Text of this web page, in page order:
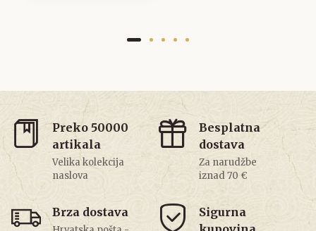
Preko 50000
artikala
Velika kolekcija
naslova
Besplatna
dostava
Za narudžbe
iznad 70 €
Brza dostava
Sigurna